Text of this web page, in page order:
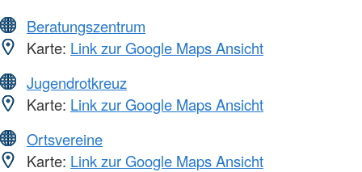
Beratungszentrum
Karte: Link zur Google Maps Ansicht
Jugendrotkreuz
Karte: Link zur Google Maps Ansicht
Ortsvereine
Karte: Link zur Google Maps Ansicht